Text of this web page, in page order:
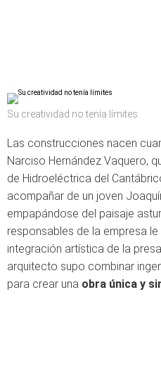
Su creatividad no tenía límites
Las construcciones nacen
Narciso Hernández Vaquero,
de Hidroeléctrica del
acompañar de un joven
empapándose del paisaje
responsables de la empresa
integración artística de la
arquitecto supo combinar
para crear una obra única y